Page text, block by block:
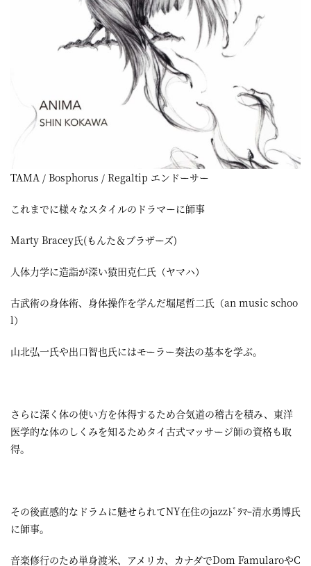
TAMA / Bosphorus / Regaltip エンドーサー
これまでに様々なスタイルのドラマーに師事
Marty Bracey氏(もんた＆ブラザーズ)
人体力学に造詣が深い猿田克仁氏（ヤマハ）
古武術の身体術、身体操作を学んだ堀尾哲二氏（an music schoo
l）
山北弘一氏や出口智也氏にはモーラー奏法の基本を学ぶ。
さらに深く体の使い方を体得するため合気道の稽古を積み、東洋
医学的な体のしくみを知るためタイ古式マッサージ師の資格も取
得。
その後直感的なドラムに魅せられてNY在住のjazzﾄﾞﾗﾏｰ清水勇博氏
に師事。
音楽修行のため単身渡米、アメリカ、カナダでDom FamularoやC